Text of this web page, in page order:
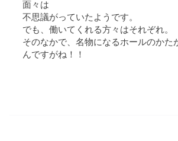
面々は
不思議がっていたようです。
でも、働いてくれる方々はそれぞれ。
そのなかで、名物になるホールのかた
んですがね！！